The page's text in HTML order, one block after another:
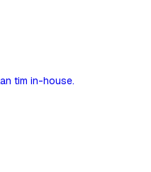
tim in-house.